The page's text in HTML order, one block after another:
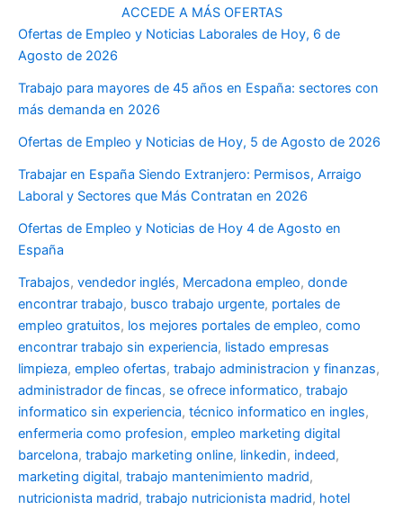
ACCEDE A MÁS OFERTAS
Ofertas de Empleo y Noticias Laborales de Hoy, 6 de
Agosto de 2026
Trabajo para mayores de 45 años en España: sectores con
más demanda en 2026
Ofertas de Empleo y Noticias de Hoy, 5 de Agosto de 2026
Trabajar en España Siendo Extranjero: Permisos, Arraigo
Laboral y Sectores que Más Contratan en 2026
Ofertas de Empleo y Noticias de Hoy 4 de Agosto en
España
Trabajos, vendedor inglés, Mercadona empleo, donde
encontrar trabajo, busco trabajo urgente, portales de
empleo gratuitos, los mejores portales de empleo, como
encontrar trabajo sin experiencia, listado empresas
limpieza, empleo ofertas, trabajo administracion y finanzas,
administrador de fincas, se ofrece informatico, trabajo
informatico sin experiencia, técnico informatico en ingles,
enfermeria como profesion, empleo marketing digital
barcelona, trabajo marketing online, linkedin, indeed,
marketing digital, trabajo mantenimiento madrid,
nutricionista madrid, trabajo nutricionista madrid, hotel